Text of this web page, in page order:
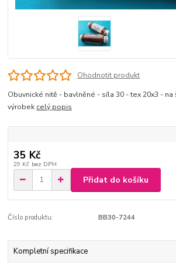
Ohodnotit produkt
Obuvnické nitě - bavlněné - síla 30 - tex 20x3 -
výrobek celý popis
35 Kč
29 Kč bez DPH
Přidat do košíku
Číslo produktu: BB30-7244
Kompletní specifikace